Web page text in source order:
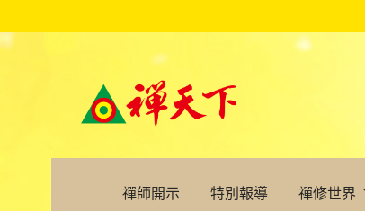
禪師開示 特別報導 禪修世界